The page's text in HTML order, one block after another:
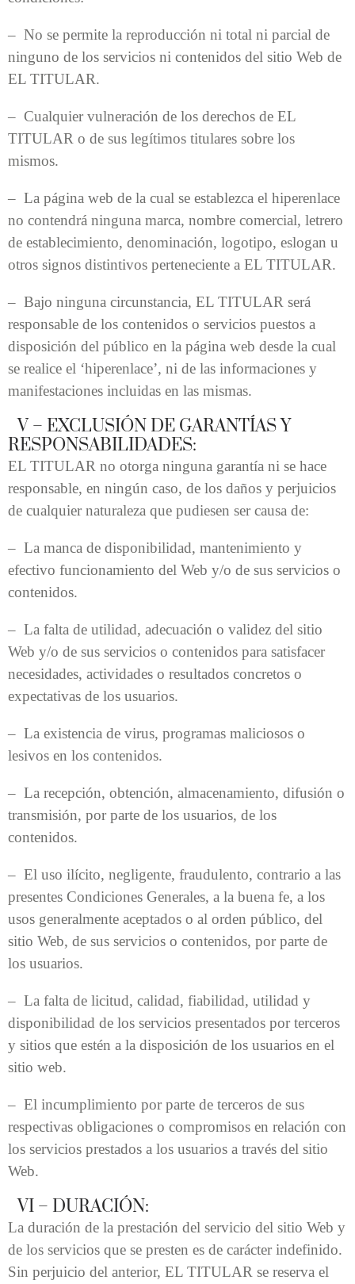
– No se permite la reproducción ni total ni parcial de
ninguno de los servicios ni contenidos del sitio Web de
EL TITULAR.
– Cualquier vulneración de los derechos de EL
TITULAR o de sus legítimos titulares sobre los
mismos.
– La página web de la cual se establezca el hiperenlace
no contendrá ninguna marca, nombre comercial, letrero
de establecimiento, denominación, logotipo, eslogan u
otros signos distintivos perteneciente a EL TITULAR.
– Bajo ninguna circunstancia, EL TITULAR será
responsable de los contenidos o servicios puestos a
disposición del público en la página web desde la cual
se realice el ‘hiperenlace’, ni de las informaciones y
manifestaciones incluidas en las mismas.
V – EXCLUSIÓN DE GARANTÍAS Y
RESPONSABILIDADES:
EL TITULAR no otorga ninguna garantía ni se hace
responsable, en ningún caso, de los daños y perjuicios
de cualquier naturaleza que pudiesen ser causa de:
– La manca de disponibilidad, mantenimiento y
efectivo funcionamiento del Web y/o de sus servicios o
contenidos.
– La falta de utilidad, adecuación o validez del sitio
Web y/o de sus servicios o contenidos para satisfacer
necesidades, actividades o resultados concretos o
expectativas de los usuarios.
– La existencia de virus, programas maliciosos o
lesivos en los contenidos.
– La recepción, obtención, almacenamiento, difusión o
transmisión, por parte de los usuarios, de los
contenidos.
– El uso ilícito, negligente, fraudulento, contrario a las
presentes Condiciones Generales, a la buena fe, a los
usos generalmente aceptados o al orden público, del
sitio Web, de sus servicios o contenidos, por parte de
los usuarios.
– La falta de licitud, calidad, fiabilidad, utilidad y
disponibilidad de los servicios presentados por terceros
y sitios que estén a la disposición de los usuarios en el
sitio web.
– El incumplimiento por parte de terceros de sus
respectivas obligaciones o compromisos en relación con
los servicios prestados a los usuarios a través del sitio
Web.
VI – DURACIÓN:
La duración de la prestación del servicio del sitio Web y
de los servicios que se presten es de carácter indefinido.
Sin perjuicio del anterior, EL TITULAR se reserva el